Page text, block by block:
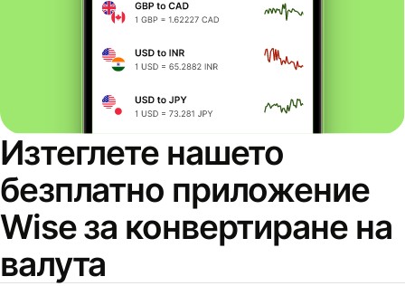
Изтеглете нашето
безплатно приложение
Wise за конвертиране на
валута